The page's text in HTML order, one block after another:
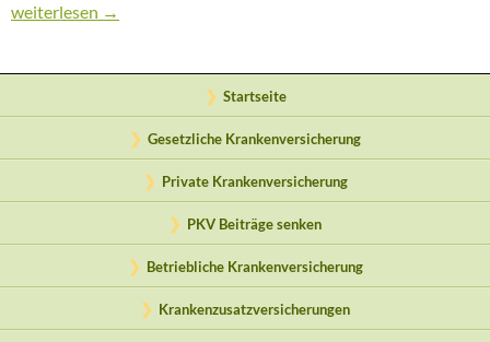
GKV: Kommt die Abkehr vom einheitlichen Kassenbeitrag?
weiterlesen →
Startseite
Gesetzliche Krankenversicherung
Private Krankenversicherung
PKV Beiträge senken
Betriebliche Krankenversicherung
Krankenzusatzversicherungen